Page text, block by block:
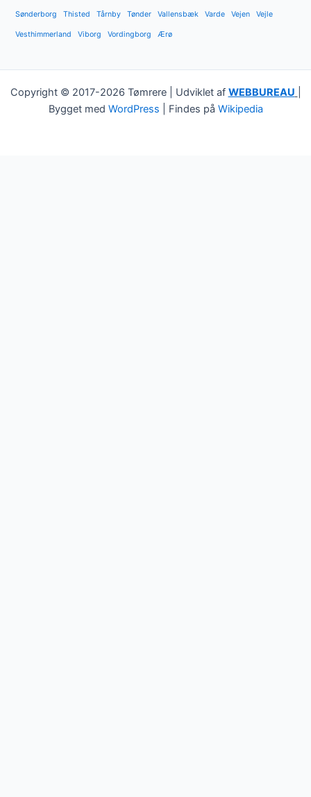
Sønderborg Thisted Tårnby Tønder Vallensbæk Varde Vejen Vejle
Vesthimmerland Viborg Vordingborg Ærø
Copyright © 2017-2026 Tømrere | Udviklet af WEBBUREAU
Bygget med WordPress | Findes på Wikipedia